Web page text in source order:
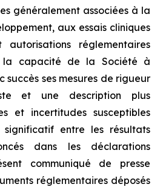
généralement associées à la
aux essais cliniques
réglementaires
la capacité de la Société à
ses mesures de rigueur
et une description plus
et incertitudes susceptibles
significatif entre les résultats
dans les déclarations
communiqué de presse
réglementaires déposés